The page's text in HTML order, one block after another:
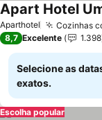
Aparthotel Cozinhas
Apart Hotel
8,7 Excelente 1.398
Selecione as
exatos.
Escolha popular